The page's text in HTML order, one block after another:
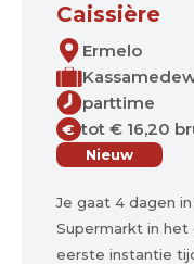
Caissière
Ermelo
parttime
€ tot € 16,20
Nieuw
Je gaat 4 dagen
Supermarkt in het
eerste instantie